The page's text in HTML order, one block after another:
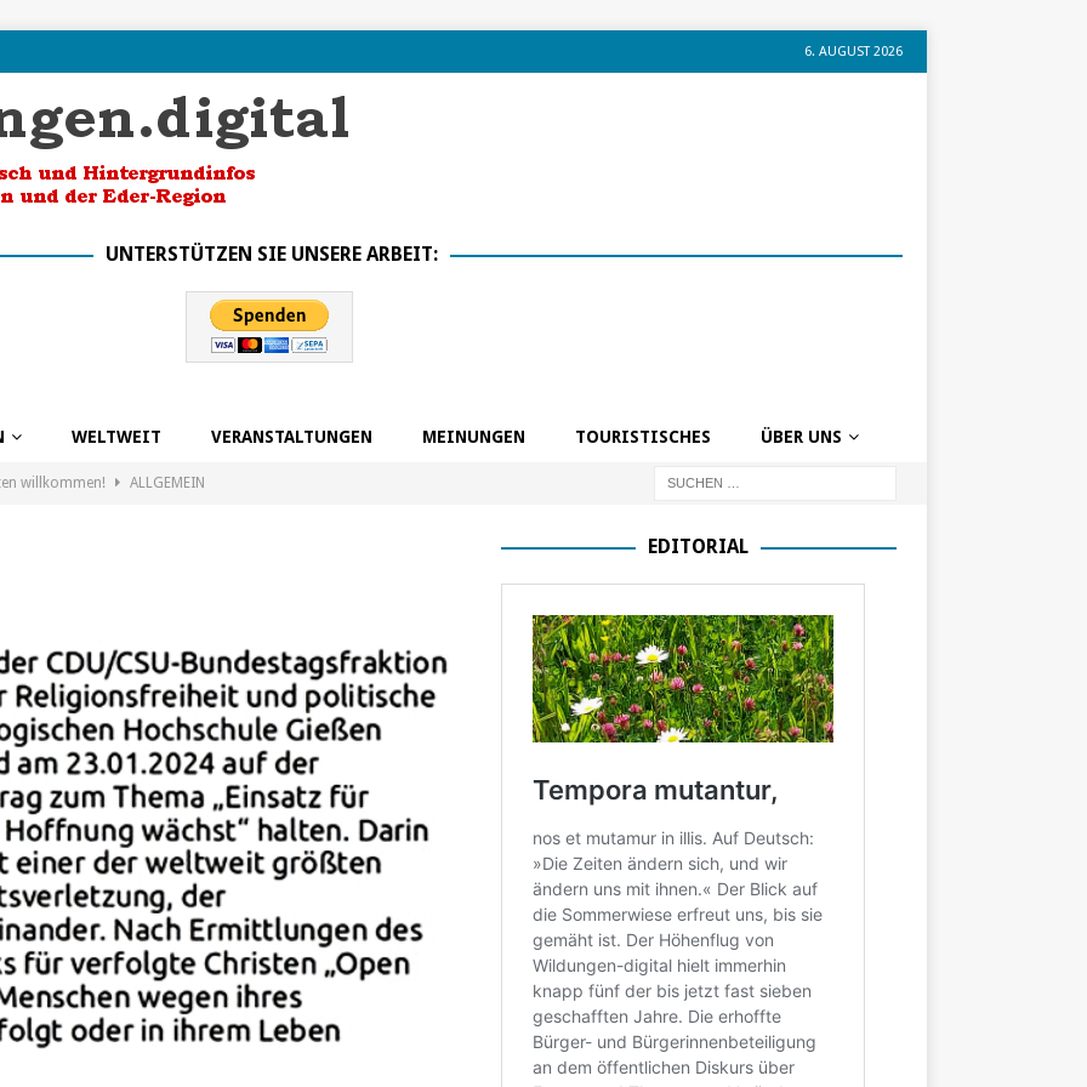
6. AUGUST 2026
UNTERSTÜTZEN SIE UNSERE ARBEIT:
WELTWEIT VERANSTALTUNGEN MEINUNGEN TOURISTISCHES ÜBER UNS
willkommen! ALLGEMEIN
Vorlesewettbewerb am GSG ALLGEMEIN
mutantur, ALLGEMEIN
EDITORIAL